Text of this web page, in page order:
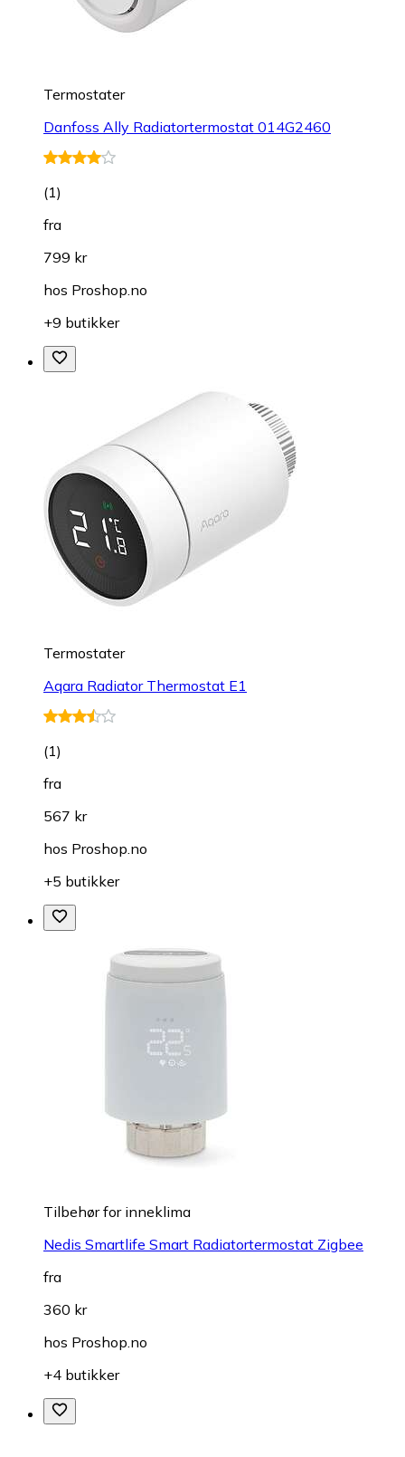
Termostater
Danfoss Ally Radiatortermostat 014G2460
(1)
fra
799 kr
hos Proshop.no
+9 butikker
Termostater
Aqara Radiator Thermostat E1
(1)
fra
567 kr
hos Proshop.no
+5 butikker
Tilbehør for inneklima
Nedis Smartlife Smart Radiatortermostat Zigbee
fra
360 kr
hos Proshop.no
+4 butikker